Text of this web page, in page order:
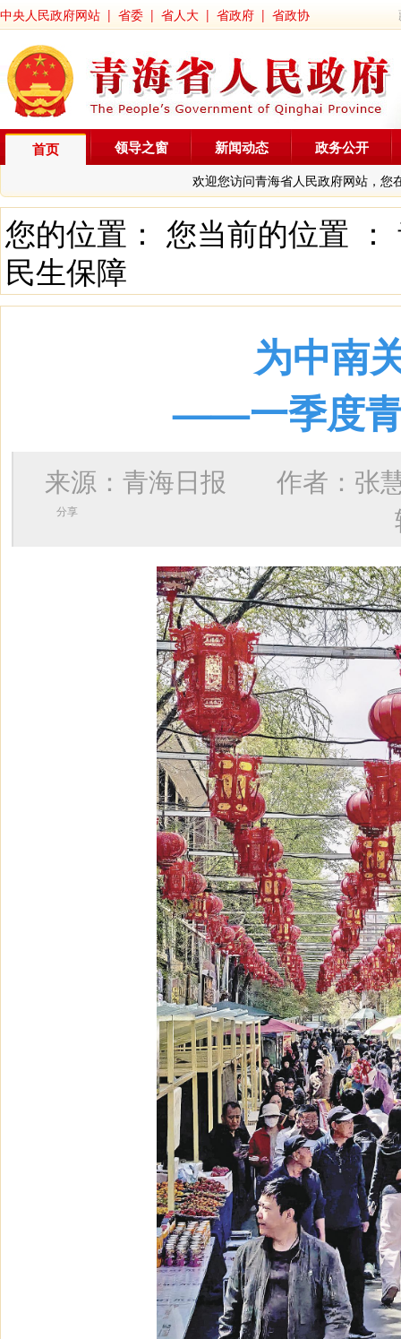
中央人民政府网站 | 省委 | 省人大 | 省政府 | 省政协
首页
欢迎您访问青海省人民政府网站，您
领导之窗 新闻动态 政务公开
您的位置： 您当前的位置 ：
民生保障
为中南
——一季度青
来源：青海日报 作者： 张
分享